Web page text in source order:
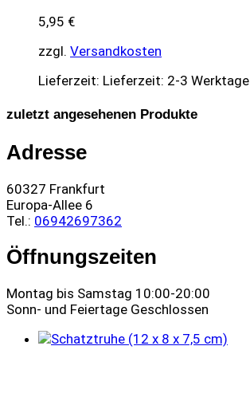
5,95 €
zzgl. Versandkosten
Lieferzeit: Lieferzeit: 2-3 Werktage
zuletzt angesehenen Produkte
Adresse
60327 Frankfurt
Europa-Allee 6
Tel.: 06942697362
Öffnungszeiten
Montag bis Samstag 10:00-20:00
Sonn- und Feiertage Geschlossen